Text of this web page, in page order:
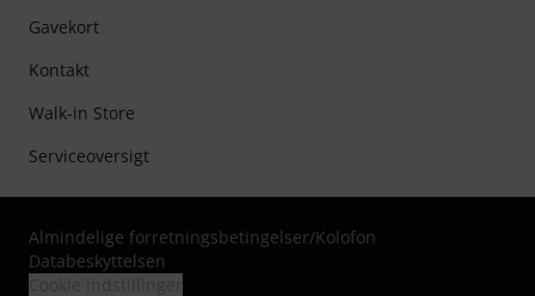
Gavekort
Kontakt
Walk-in Store
Serviceoversigt
Almindelige forretningsbetingelser/Kolofon
Databeskyttelsen